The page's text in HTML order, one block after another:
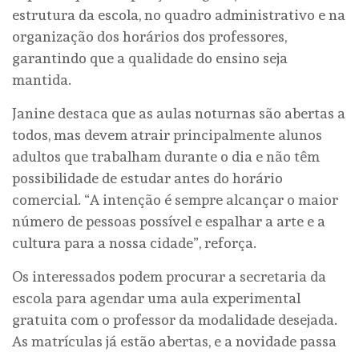
estrutura da escola, no quadro administrativo e na
organização dos horários dos professores,
garantindo que a qualidade do ensino seja
mantida.
Janine destaca que as aulas noturnas são abertas a
todos, mas devem atrair principalmente alunos
adultos que trabalham durante o dia e não têm
possibilidade de estudar antes do horário
comercial. “A intenção é sempre alcançar o maior
número de pessoas possível e espalhar a arte e a
cultura para a nossa cidade”, reforça.
Os interessados podem procurar a secretaria da
escola para agendar uma aula experimental
gratuita com o professor da modalidade desejada.
As matrículas já estão abertas, e a novidade passa